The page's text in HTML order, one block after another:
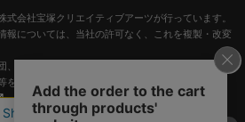
会社宝塚クリエイティブアーツが行っています。
報については、当社の許可なく、これを複製・改変
、宝塚クリエイティブアーツの出版物ほか写真等著
禁じます。